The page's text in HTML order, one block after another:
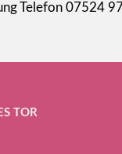
Telefon 07524
TOR